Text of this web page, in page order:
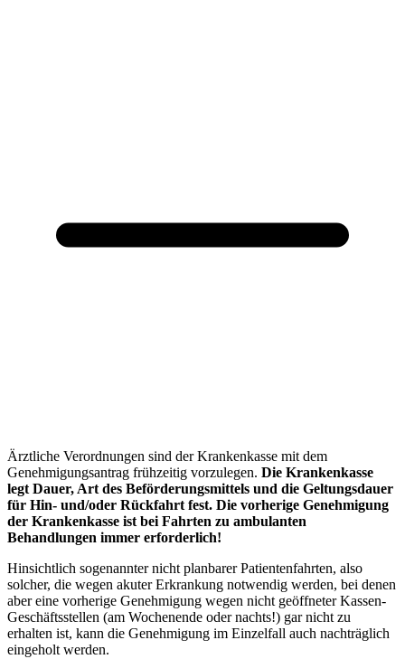
Ärztliche Verordnungen sind der Krankenkasse mit dem
Genehmigungsantrag frühzeitig vorzulegen. Die Krankenkasse
legt Dauer, Art des Beförderungsmittels und die Geltungsdauer
für Hin- und/oder Rückfahrt fest. Die vorherige Genehmigung
der Krankenkasse ist bei Fahrten zu ambulanten
Behandlungen immer erforderlich!
Hinsichtlich sogenannter nicht planbarer Patientenfahrten, also
solcher, die wegen akuter Erkrankung notwendig werden, bei denen
aber eine vorherige Genehmigung wegen nicht geöffneter Kassen-
Geschäftsstellen (am Wochenende oder nachts!) gar nicht zu
erhalten ist, kann die Genehmigung im Einzelfall auch nachträglich
eingeholt werden.